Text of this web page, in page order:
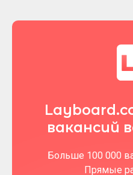
вакансий
Больше 100 000
Прямые